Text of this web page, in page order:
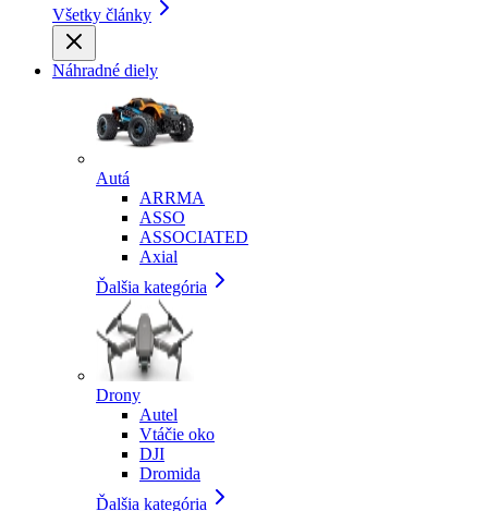
Všetky články
Náhradné diely
Autá
ARRMA
ASSO
ASSOCIATED
Axial
Ďalšia kategória
Drony
Autel
Vtáčie oko
DJI
Dromida
Ďalšia kategória